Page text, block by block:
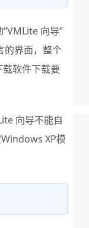
向导”
的界面，整个
软件下载要
向导不能自
XP模